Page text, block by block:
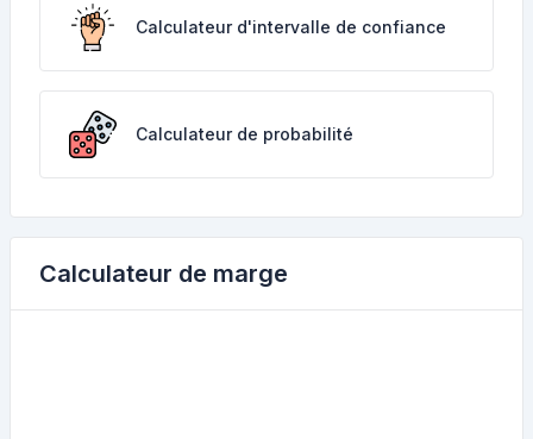
Calculateur d'intervalle de confiance
Calculateur de probabilité
Calculateur de marge